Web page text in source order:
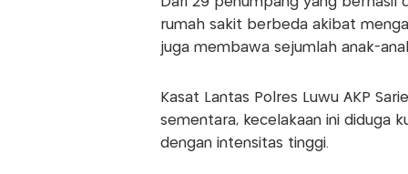
rumah sakit berbeda akibat
juga membawa sejumlah anak-
Kasat Lantas Polres Luwu AKP
sementara, kecelakaan ini diduga
dengan intensitas tinggi.